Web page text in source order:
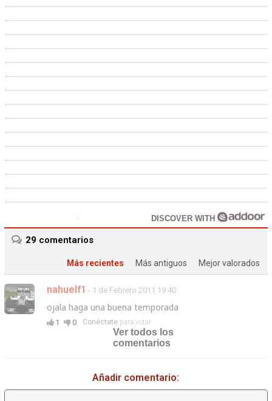
DISCOVER WITH
29comentarios
Más recientes Más antiguos Mejor valorados
nahuelf1 - 1 de Febrero 2011 19:40
ojala haga una buena temporada
1 0 Conéctatepara votar
Ver todos los
comentarios
Añadir comentario: